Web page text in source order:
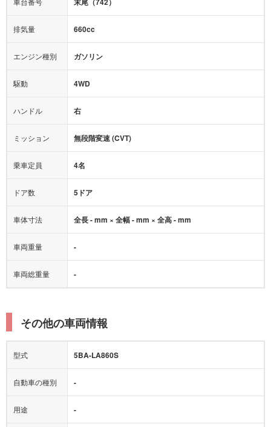
ミュージックプレイヤー接続可
後席モニター
サポカー
アクセル踏み間違い（誤発進）防止装置
アダプティブクルーズコントロール
ヒルディセントコントロール
オートマチックハイビーム
排気量 660cc
エンジン種別 ガソリン
駆動 4WD
ハンドル 右
ミッション 無段階変速 (CVT)
乗車定員 4名
ドア数 5ドア
車体寸法 全長 - mm × 全幅 - mm × 全高 - mm
車両重量 -
車両総重量 -
その他の車両情報
型式 5BA-LA860S
自動車の種別 -
用途 -